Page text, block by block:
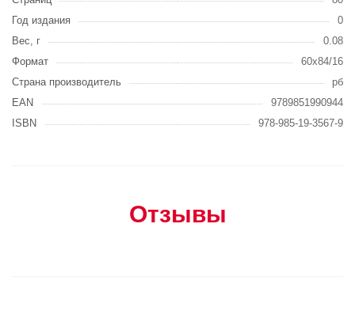
Год издания
0
Вес, г
0.08
Формат
60х84/16
Страна производитель
рб
EAN
9789851990944
ISBN
978-985-19-3567-9
Отзывы